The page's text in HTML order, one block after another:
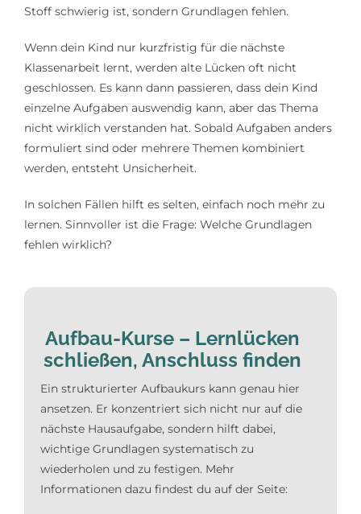
Stoff schwierig ist, sondern Grundlagen fehlen.
Wenn dein Kind nur kurzfristig für die nächste
Klassenarbeit lernt, werden alte Lücken oft nicht
geschlossen. Es kann dann passieren, dass dein Kind
einzelne Aufgaben auswendig kann, aber das Thema
nicht wirklich verstanden hat. Sobald Aufgaben anders
formuliert sind oder mehrere Themen kombiniert
werden, entsteht Unsicherheit.
In solchen Fällen hilft es selten, einfach noch mehr zu
lernen. Sinnvoller ist die Frage: Welche Grundlagen
fehlen wirklich?
Aufbau-Kurse – Lernlücken
schließen, Anschluss finden
Ein strukturierter Aufbaukurs kann genau hier
ansetzen. Er konzentriert sich nicht nur auf die
nächste Hausaufgabe, sondern hilft dabei,
wichtige Grundlagen systematisch zu
wiederholen und zu festigen. Mehr
Informationen dazu findest du auf der Seite: